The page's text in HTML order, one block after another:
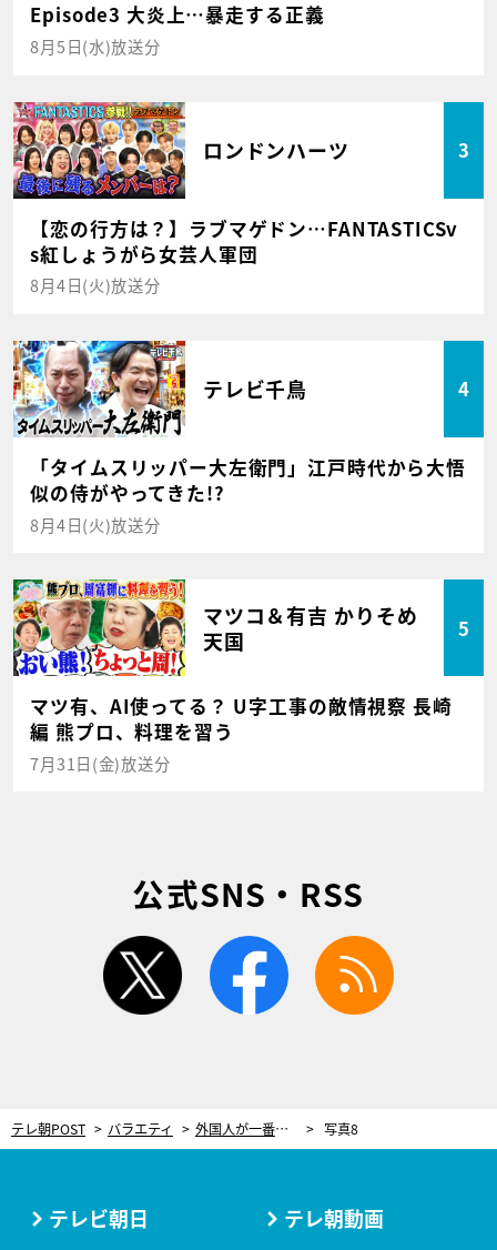
Episode3 大炎上…暴走する正義
8月5日(水)放送分
ロンドンハーツ 3
【恋の行方は？】ラブマゲドン…FANTASTICSv
s紅しょうがら女芸人軍団
8月4日(火)放送分
テレビ千鳥 4
「タイムスリッパー大左衛門」江戸時代から大悟
似の侍がやってきた!?
8月4日(火)放送分
マツコ＆有吉 かりそめ
天国
5
マツ有、AI使ってる？ U字工事の敵情視察 長崎
編 熊プロ、料理を習う
7月31日(金)放送分
公式SNS・RSS
twitter facebook
テレ朝POST バラエティ 外国人が一番感動した“最強JAPANフード”BEST25を発表！王道から意外なものまでランクイン 写真8
テレビ朝日 テレ朝動画